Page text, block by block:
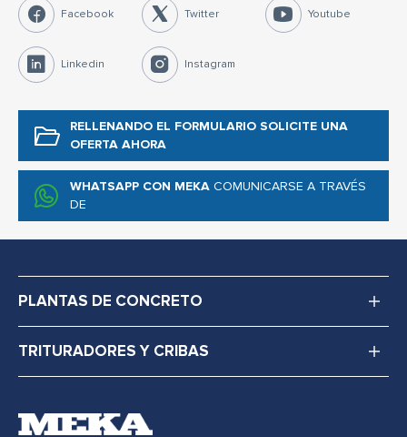
Facebook Twitter Youtube
Linkedin Instagram
RELLENANDO EL FORMULARIO SOLICITE UNA
OFERTA AHORA
WHATSAPP CON MEKA COMUNICARSE A TRAVÉS
DE
PLANTAS DE CONCRETO
TRITURADORES Y CRIBAS